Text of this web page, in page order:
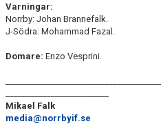
Varningar:
Norrby: Johan Brannefalk.
J-Södra: Mohammad Fazal.
Domare: Enzo Vesprini.
Mikael Falk
media@norrbyif.se